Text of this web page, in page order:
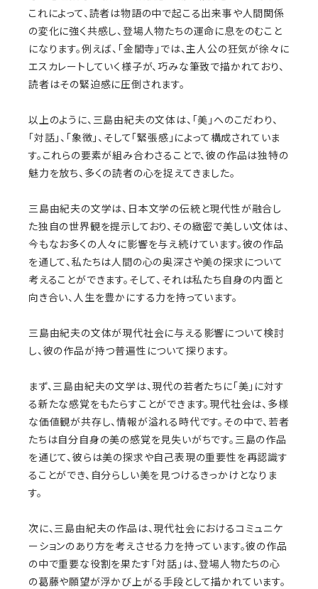
これによって、読者は物語の中で起こる出来事や人間関係
の変化に強く共感し、登場人物たちの運命に息をのむこと
になります。例えば、「金閣寺」では、主人公の狂気が徐々に
エスカレートしていく様子が、巧みな筆致で描かれており、
読者はその緊迫感に圧倒されます。
以上のように、三島由紀夫の文体は、「美」へのこだわり、
「対話」、「象徴」、そして「緊張感」によって構成されていま
す。これらの要素が組み合わさることで、彼の作品は独特の
魅力を放ち、多くの読者の心を捉えてきました。
三島由紀夫の文学は、日本文学の伝統と現代性が融合し
た独自の世界観を提示しており、その緻密で美しい文体は、
今もなお多くの人々に影響を与え続けています。彼の作品
を通して、私たちは人間の心の奥深さや美の探求について
考えることができます。そして、それは私たち自身の内面と
向き合い、人生を豊かにする力を持っています。
三島由紀夫の文体が現代社会に与える影響について検討
し、彼の作品が持つ普遍性について探ります。
まず、三島由紀夫の文学は、現代の若者たちに「美」に対す
る新たな感覚をもたらすことができます。現代社会は、多様
な価値観が共存し、情報が溢れる時代です。その中で、若者
たちは自分自身の美の感覚を見失いがちです。三島の作品
を通じて、彼らは美の探求や自己表現の重要性を再認識す
ることができ、自分らしい美を見つけるきっかけとなりま
す。
次に、三島由紀夫の作品は、現代社会におけるコミュニケ
ーションのあり方を考えさせる力を持っています。彼の作品
の中で重要な役割を果たす「対話」は、登場人物たちの心
の葛藤や願望が浮かび上がる手段として描かれています。